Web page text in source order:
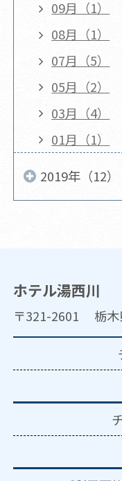
09月（1）
08月（1）
07月（5）
05月（2）
03月（4）
01月（1）
2019年（12）
ホテル湯西川
〒321-2601 栃木